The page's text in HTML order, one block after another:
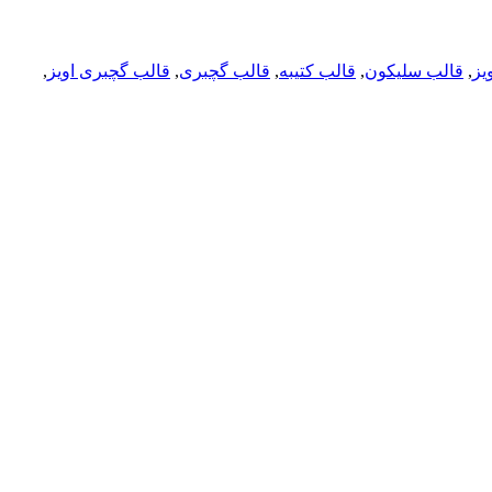
, قالب سلیکون, قالب کتیبه, قالب گچبری, قالب گچبری اویز ,